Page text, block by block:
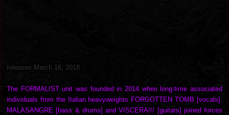
releases March 16, 2018
The FORMALIST unit was founded in 2014 when long-time associated
individuals from the Italian heavyweights FORGOTTEN TOMB [vocals],
MALASANGRE [bass & drums] and VISCERA/// [guitars] joined forces